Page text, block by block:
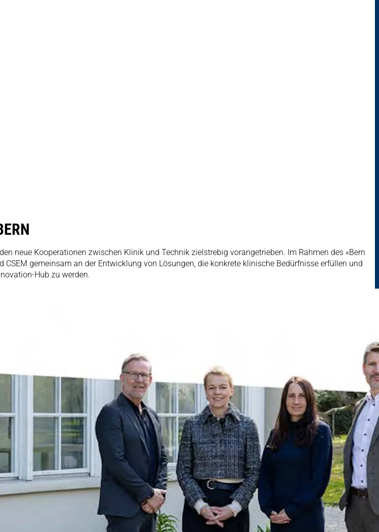
neue Kooperationen zwischen Klinik und Technik zielstrebig vorangetrieben. Im Rahmen des «Bern
gemeinsam an der Entwicklung von Lösungen, die konkrete klinische Bedürfnisse erfüllen und
Hub zu werden.